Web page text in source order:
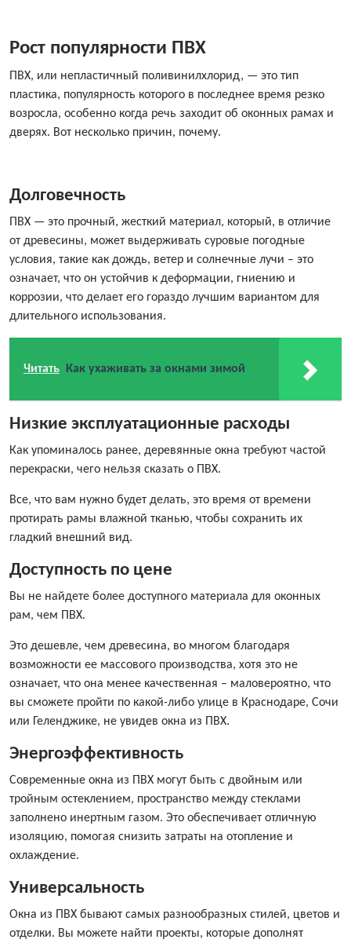
Рост популярности ПВХ
ПВХ, или непластичный поливинилхлорид, — это тип
пластика, популярность которого в последнее время резко
возросла, особенно когда речь заходит об оконных рамах и
дверях. Вот несколько причин, почему.
Долговечность
ПВХ — это прочный, жесткий материал, который, в отличие
от древесины, может выдерживать суровые погодные
условия, такие как дождь, ветер и солнечные лучи – это
означает, что он устойчив к деформации, гниению и
коррозии, что делает его гораздо лучшим вариантом для
длительного использования.
Читать Как ухаживать за окнами зимой
Низкие эксплуатационные расходы
Как упоминалось ранее, деревянные окна требуют частой
перекраски, чего нельзя сказать о ПВХ.
Все, что вам нужно будет делать, это время от времени
протирать рамы влажной тканью, чтобы сохранить их
гладкий внешний вид.
Доступность по цене
Вы не найдете более доступного материала для оконных
рам, чем ПВХ.
Это дешевле, чем древесина, во многом благодаря
возможности ее массового производства, хотя это не
означает, что она менее качественная – маловероятно, что
вы сможете пройти по какой-либо улице в Краснодаре, Сочи
или Геленджике, не увидев окна из ПВХ.
Энергоэффективность
Современные окна из ПВХ могут быть с двойным или
тройным остеклением, пространство между стеклами
заполнено инертным газом. Это обеспечивает отличную
изоляцию, помогая снизить затраты на отопление и
охлаждение.
Универсальность
Окна из ПВХ бывают самых разнообразных стилей, цветов и
отделки. Вы можете найти проекты, которые дополнят